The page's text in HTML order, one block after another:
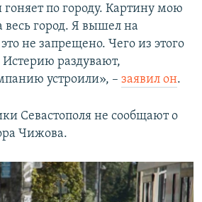
по городу. Картину мою
город. Я вышел на
не запрещено. Чего из этого
раздувают,
устроили», – заявил он.
Севастополя не сообщают о
Чижова.